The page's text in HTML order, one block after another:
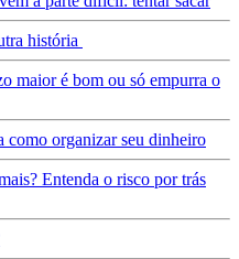
história
maior é bom ou só empurra o
como organizar seu dinheiro
Entenda o risco por trás